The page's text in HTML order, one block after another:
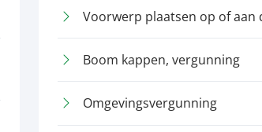
Voorwerp plaatsen op of aan
Boom kappen, vergunning
Omgevingsvergunning